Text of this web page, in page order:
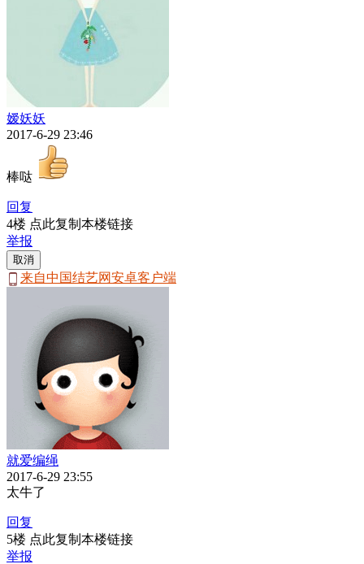
嫒妖妖
2017-6-29 23:46
棒哒
回复
4楼 点此复制本楼链接
举报
取消
来自中国结艺网安卓客户端
就爱编绳
2017-6-29 23:55
太牛了
回复
5楼 点此复制本楼链接
举报